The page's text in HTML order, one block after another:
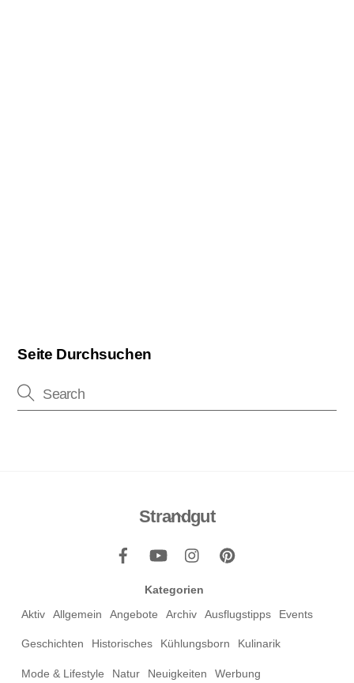
Seite Durchsuchen
Back
Top
Strandgut
Kategorien
Aktiv
Allgemein Angebote Archiv Ausflugstipps Events
Geschichten Historisches Kühlungsborn Kulinarik
Mode & Lifestyle Natur Neuigkeiten Werbung